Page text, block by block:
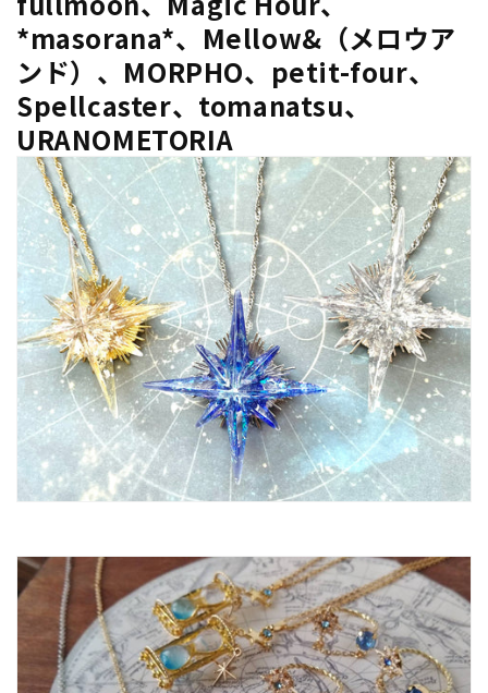
*masorana*、Mellow&（メロウア
ンド）、MORPHO、petit-four、
Spellcaster、tomanatsu、
URANOMETORIA